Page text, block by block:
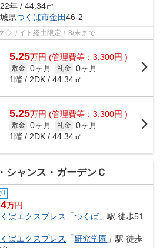
年 / 44.34㎡
県つくば市金田46-2
◇サイト経由限定！8/末まで
5.25万円 (管理費等：3,300円 )
敷金 0ヶ月 礼金 0ヶ月
1階 / 2DK / 44.34㎡
5.25万円 (管理費等：3,300円 )
敷金 0ヶ月 礼金 0ヶ月
1階 / 2DK / 44.34㎡
シャンス・ガーデンＣ
0
万円
ばエクスプレス
「つくば」駅 徒歩51
ばエクスプレス
「研究学園 」駅 徒歩